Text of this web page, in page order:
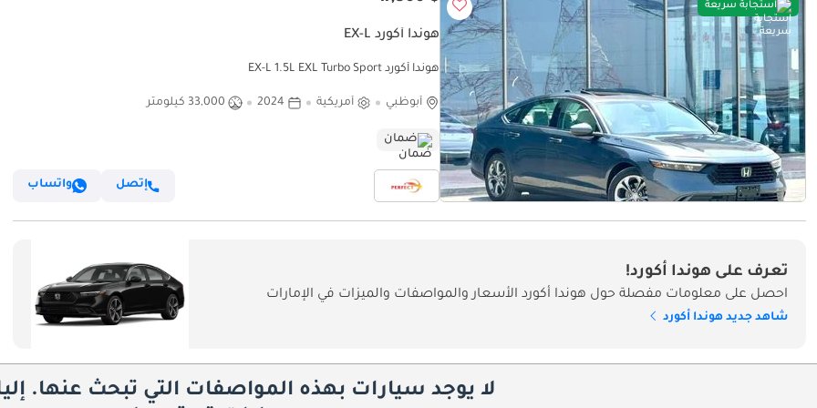
استجابة سريعة
هوندا أكورد EX-L
هوندا أكورد EX-L 1.5L EXL Turbo Sport
أبوظبي أمريكية 2024 33,000 كيلومتر
ضمان
إتصل واتساب
تعرف على هوندا أكورد!
احصل على معلومات مفصلة حول هوندا أكورد الأسعار والمواصفات والميزات في الإمارات
شاهد جديد هوندا أكورد
لا يوجد سيارات بهذه المواصفات التي تبحث عنها.